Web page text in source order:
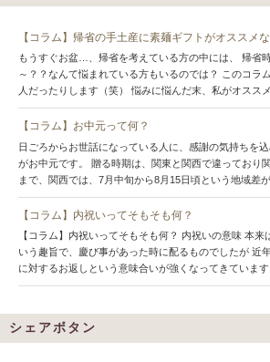
【コラム】帰省の手土産に素麺ギフトがオススメ
もうすぐお盆…、帰省を考えている方の中には、 帰省
～？？なんて悩まれている方もいるのでは？ このコラ
人だったりします（笑） 悩みに悩んだ末、私がオスス
【コラム】お中元って何？
日ごろからお世話になっている人に、感謝の気持ちを
がお中元です。 贈る時期は、関東と関西で違っており
まで、関西では、7月中旬から8月15日頃という地域差
【コラム】内祝いってそもそも何？
【コラム】内祝いってそもそも何？ 内祝いの意味 本来
いう趣旨で、慶び事があった時に配るものでしたが 近
に対するお返しという意味合いが強くなってきていま
シェアボタン